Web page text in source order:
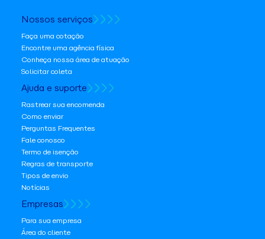
Nossos serviços
Faça uma cotação
Encontre uma agência física
Conheça nossa área de atuação
Solicitar coleta
Ajuda e suporte
Rastrear sua encomenda
Como enviar
Perguntas Frequentes
Fale conosco
Termo de isenção
Regras de transporte
Tipos de envio
Notícias
Empresas
Para sua empresa
Área do cliente